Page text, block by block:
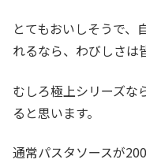
とてもおいしそうで、
れるなら、わびしさは
むしろ極上シリーズな
ると思います。
通常パスタソースが